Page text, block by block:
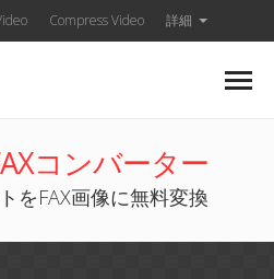
Compress Video 詳細
コンバーター
をFAX画像に無料変換